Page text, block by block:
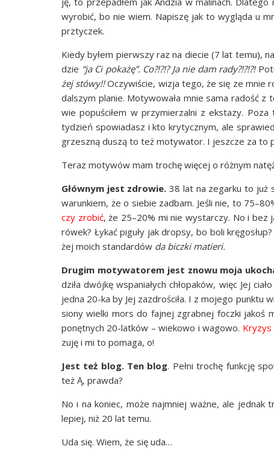
wyro­bić, bo nie wiem. Napi­szę jak to wyglą­da u
prztyczek.
Kie­dy byłem pierw­szy raz na die­cie (7 lat temu),
dzie “ja Ci poka­żę”. Co?!?!? Ja nie dam rady?!?!?!
żej stó­wy!!Oczy­wi­ście, wizja tego, że się ze mnie
dal­szym pla­nie. Moty­wo­wa­ła mnie sama radość
wie popu­ści­łem w przy­mie­rzal­ni z eks­ta­zy.
tydzień spo­wia­dasz i kto kry­tycz­nym, ale
grzesz­ną duszą to też moty­wa­tor. I jesz­cze za to
Teraz moty­wów mam tro­chę wię­cej o róż­nym
Głów­nym jest zdro­wie.38 lat na zegar­ku to już
warun­kiem, że o sie­bie zadbam. Jeśli nie, to
czy zro­bić, że 25–20% mi nie wystar­czy. No i bez
ró­wek? Łykać pigu­ły jak drop­sy, bo boli
żej moich stan­dar­dów da bicz­ki matieri.
Dru­gim moty­wa­to­rem jest zno­wu moja
dzi­ła dwój­kę wspa­nia­łych chło­pa­ków, więc Jej
jed­na 20-ka by Jej zazdro­ści­ła. I z moje­go punk­tu
sio­ny wiel­ki mors do faj­nej zgrab­nej focz­ki jakoś
ponęt­nych 20-lat­ków – wie­ko­wo i wago­wo. Kry­zys
zu­ję i mi to poma­ga, o!
Jest też blog. Ten blog. Peł­ni tro­chę funk­cję
też Ą, prawda?
No i na koniec, może naj­mniej waż­ne, ale jed­nak
lepiej, niż 20 lat temu.
Uda się. Wiem, że się uda…